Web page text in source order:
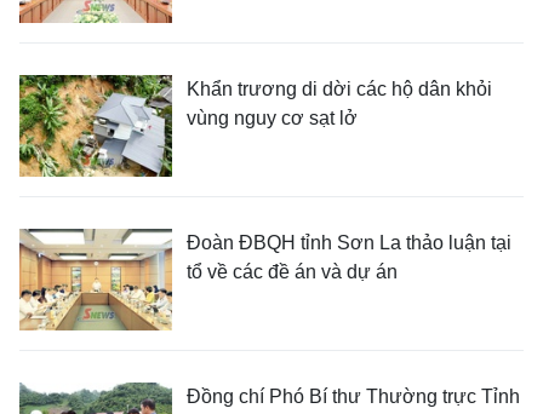
Khẩn trương di dời các hộ dân khỏi
vùng nguy cơ sạt lở
Đoàn ĐBQH tỉnh Sơn La thảo luận tại
tổ về các đề án và dự án
Đồng chí Phó Bí thư Thường trực Tỉnh